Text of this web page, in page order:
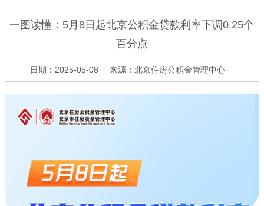
一图读懂：5月8日起北京公积金贷款利率下调0.25个
百分点
日期：2025-05-08 来源：北京住房公积金管理中心